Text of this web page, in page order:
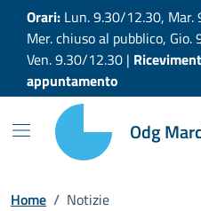
Vai ai contenuti
Vai al footer
Orari: Lun. 9.30/12.30,
Mer. chiuso al pubblico,
Ven. 9.30/12.30 |
appuntamento
Odg
Home / Notizie